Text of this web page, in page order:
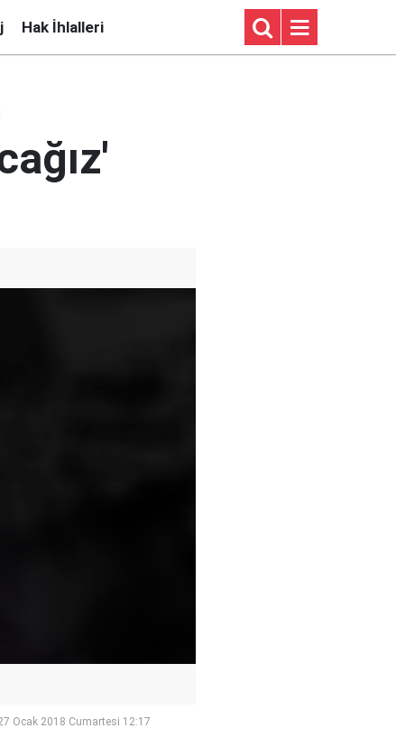
Hak İhlalleri
Ocak 2018 Cumartesi 12:17